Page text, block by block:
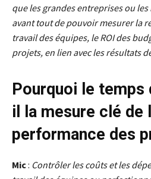
que les grandes entreprises ou les
avant tout de pouvoir mesurer la
travail des équipes, le ROI des
projets, en lien avec les résultats
Pourquoi le temps
il la mesure clé de
performance des
Mic: Contrôler les coûts et les